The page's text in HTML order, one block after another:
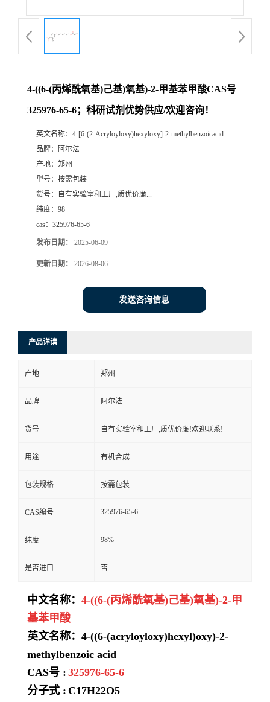
厅
言
4-((6-(丙烯酰氧基)己基)氧基)-2-甲基苯甲酸CAS号
325976-65-6；科研试剂优势供应/欢迎咨询！
英文名称： 4-[6-(2-Acryloyloxy)hexyloxy]-2-methylbenzoicacid
品牌：
阿尔法
产地： 郑州
型号： 按需包装
货号：
自有实验室和工厂,质优价廉...
纯度： 98
cas： 325976-65-6
发布日期： 2025-06-09
更新日期： 2026-08-06
发送咨询信息
产品详请
产地 郑州
品牌 阿尔法
货号 自有实验室和工厂,质优价廉!欢迎联系!
用途 有机合成
包装规格 按需包装
CAS编号 325976-65-6
纯度 98%
是否进口 否
中文名称： 4-((6-(丙烯酰氧基)己基)氧基)-2-甲
基苯甲酸
英文名称：4-((6-(acryloyloxy)hexyl)oxy)-2-
methylbenzoic acid
CAS号 : 325976-65-6
分子式 : C17H22O5